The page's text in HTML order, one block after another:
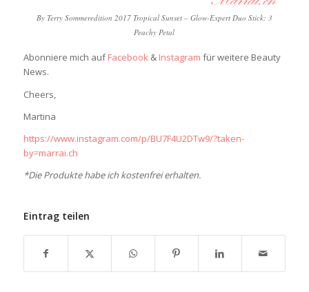
By Terry Sommeredition 2017 Tropical Sunset – Glow-Expert Duo Stick: 3
Peachy Petal
Abonniere mich aufFacebook& Instagram für weitere Beauty
News.
Cheers,
Martina
https://www.instagram.com/p/BU7F4U2DTw9/?taken-
by=marrai.ch
*Die Produkte habe ich kostenfrei erhalten.
Eintrag teilen